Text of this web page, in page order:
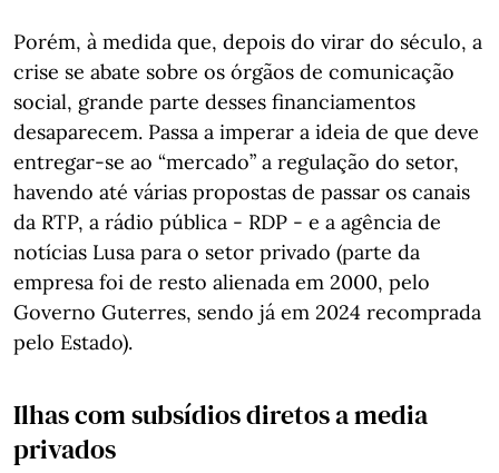
Porém, à medida que, depois do virar do século, a
crise se abate sobre os órgãos de comunicação
social, grande parte desses financiamentos
desaparecem. Passa a imperar a ideia de que deve
entregar-se ao “mercado” a regulação do setor,
havendo até várias propostas de passar os canais
da RTP, a rádio pública - RDP - e a agência de
notícias Lusa para o setor privado (parte da
empresa foi de resto alienada em 2000, pelo
Governo Guterres, sendo já em 2024 recomprada
pelo Estado).
Ilhas com subsídios diretos a media
privados